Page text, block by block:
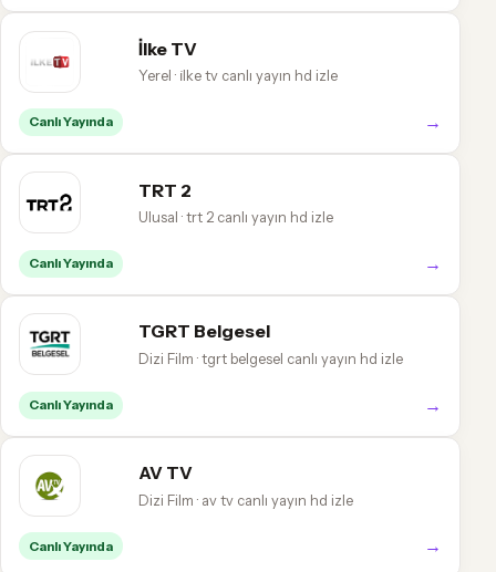
İlke TV
Yerel · i̇lke tv canlı yayın hd izle
Canlı Yayında →
TRT 2
Ulusal · trt 2 canlı yayın hd izle
Canlı Yayında →
TGRT Belgesel
Dizi Film · tgrt belgesel canlı yayın hd izle
Canlı Yayında →
AV TV
Dizi Film · av tv canlı yayın hd izle
Canlı Yayında →